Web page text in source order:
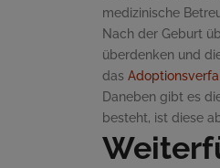
medizinische
Nach der Geburt
überdenken und
das
Daneben gibt es
besteht, ist diese